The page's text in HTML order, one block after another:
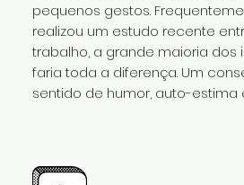
pequenos gestos.
realizou um estudo recente
trabalho, a grande maioria
faria toda a diferença. Um
sentido de humor, auto-estima